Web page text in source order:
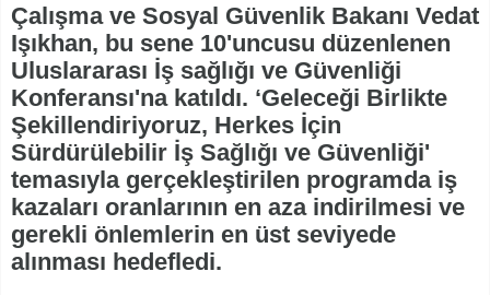
Çalışma ve Sosyal Güvenlik Bakanı Vedat
Işıkhan, bu sene 10'uncusu düzenlenen
Uluslararası İş sağlığı ve Güvenliği
Konferansı'na katıldı. ‘Geleceği Birlikte
Şekillendiriyoruz, Herkes İçin
Sürdürülebilir İş Sağlığı ve Güvenliği'
temasıyla gerçekleştirilen programda iş
kazaları oranlarının en aza indirilmesi ve
gerekli önlemlerin en üst seviyede
alınması hedefledi.